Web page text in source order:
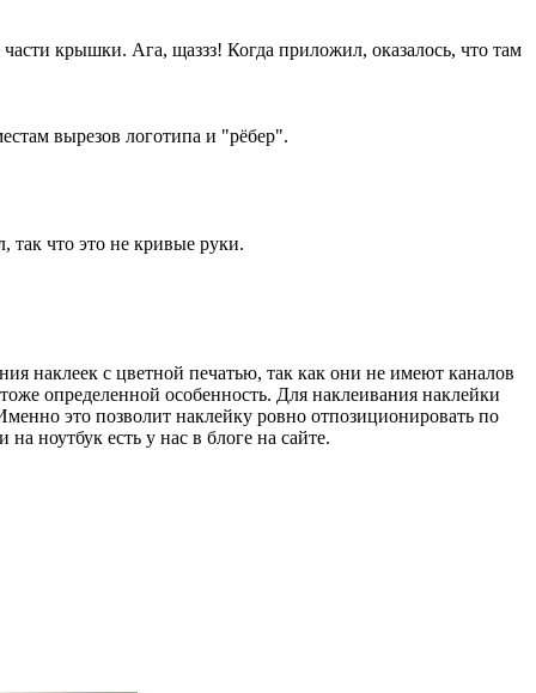
крышки. Ага, щаззз! Когда приложил, оказалось, что там
вырезов логотипа и "рёбер".
так что это не кривые руки.
наклеек с цветной печатью, так как они не имеют каналов
определенной особенность. Для наклеивания наклейки
это позволит наклейку ровно отпозиционировать по
ноутбук есть у нас в блоге на сайте.